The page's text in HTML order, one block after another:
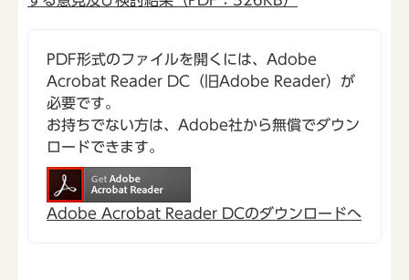
PDF形式のファイルを開くには、Adobe
Acrobat Reader DC（旧Adobe Reader）が
必要です。
お持ちでない方は、Adobe社から無償でダウン
ロードできます。
Adobe Acrobat Reader DCのダウンロードへ